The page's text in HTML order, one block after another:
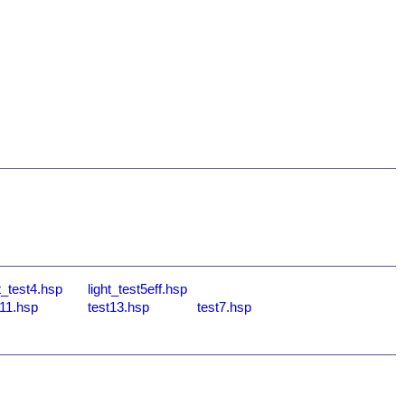
light_test5eff.hsp
test13.hsp test7.hsp